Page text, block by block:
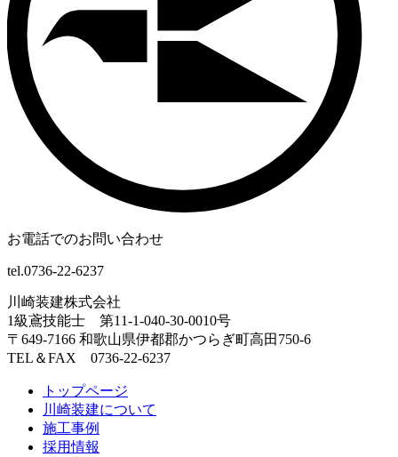
お電話でのお問い合わせ
tel.0736-22-6237
川崎装建株式会社
1級鳶技能士 第11-1-040-30-0010号
〒649-7166 和歌山県伊都郡かつらぎ町高田750-6
TEL＆FAX 0736-22-6237
トップページ
川崎装建について
施工事例
採用情報